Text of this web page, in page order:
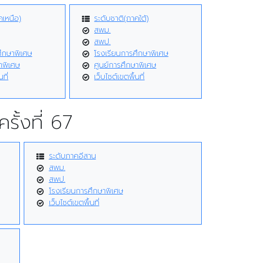
หนือ)
กษาพิเศษ
เศษ
ที่
ระดับชาติ(ภาคใต้)
สพม.
สพป.
โรงเรียนการศึกษาพิเศษ
ศูนย์การศึกษาพิเศษ
เว็บไซต์เขตพื้นที่
รั้งที่ 67
ระดับภาคอีสาน
สพม.
สพป.
โรงเรียนการศึกษาพิเศษ
เว็บไซต์เขตพื้นที่